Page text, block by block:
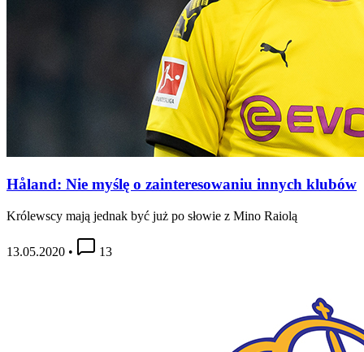
Håland: Nie myślę o zainteresowaniu innych klubów
Królewscy mają jednak być już po słowie z Mino Raiolą
13.05.2020 • 13